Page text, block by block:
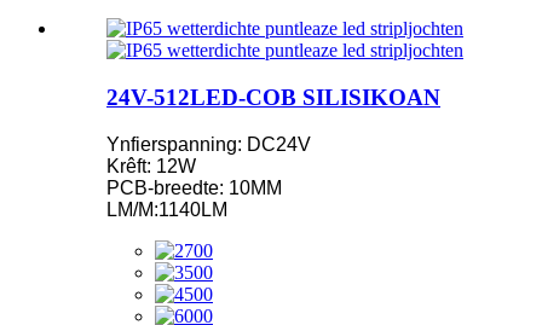
24V-512LED-COB SILISIKOAN
Ynfierspanning: DC24V
Krêft: 12W
PCB-breedte: 10MM
LM/M:1140LM